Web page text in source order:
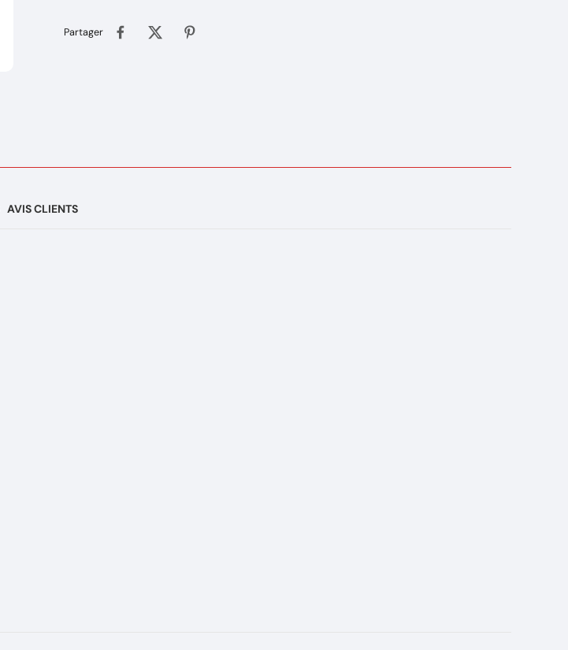
Partager
AVIS CLIENTS